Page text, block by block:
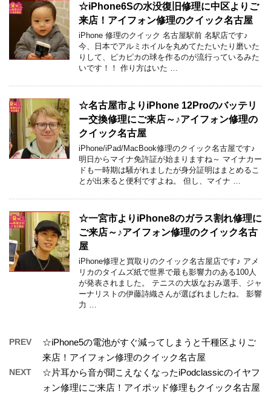
☆iPhone6Sの水没復旧修理に中区よりご
来店！アイフォン修理のクイック名古屋
iPhone 修理のクイック 名古屋駅前 名駅店です♪
今、日本でアルミホイルを丸めてたたいたり磨いた
りして、ピカピカの球を作るのが流行っているみた
いです！！ 作り方はいた …
☆名古屋市よりiPhone 12Proのバッテリ
ー交換修理にご来店～♪アイフォン修理の
クイック名古屋
iPhone/iPad/MacBook修理のクイック名古屋です♪
明日からマイナ免許証が始まりますね～ マイナカー
ドも一時期は騒がれましたが身分証明はまとめるこ
とが出来ると便利ですよね。 但し、マイナ …
☆一宮市よりiPhone8のガラス割れ修理に
ご来店～♪アイフォン修理のクイック名古
屋
iPhone修理と買取りのクイック名古屋店です♪ アメ
リカのタイムズ紙で世界で最も影響力のある100人
が発表されました。 テニスの大坂なおみ選手、ジャ
ーナリストの伊藤詩織さんが選ばれましたね。 影響
力 …
PREV
☆iPhone5の電池がすぐ減ってしまうと千種区よりご
来店！アイフォン修理のクイック名古屋
NEXT
☆片耳から音が聞こえなくなったiPodclassicのイヤフ
ォン修理にご来店！アイポッド修理もクイック名古屋